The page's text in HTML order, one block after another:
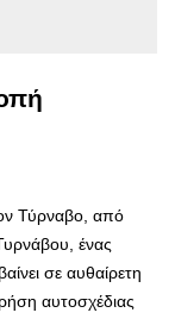
Τύρναβο, από
ένας
σε αυθαίρετη
αυτοσχέδιας